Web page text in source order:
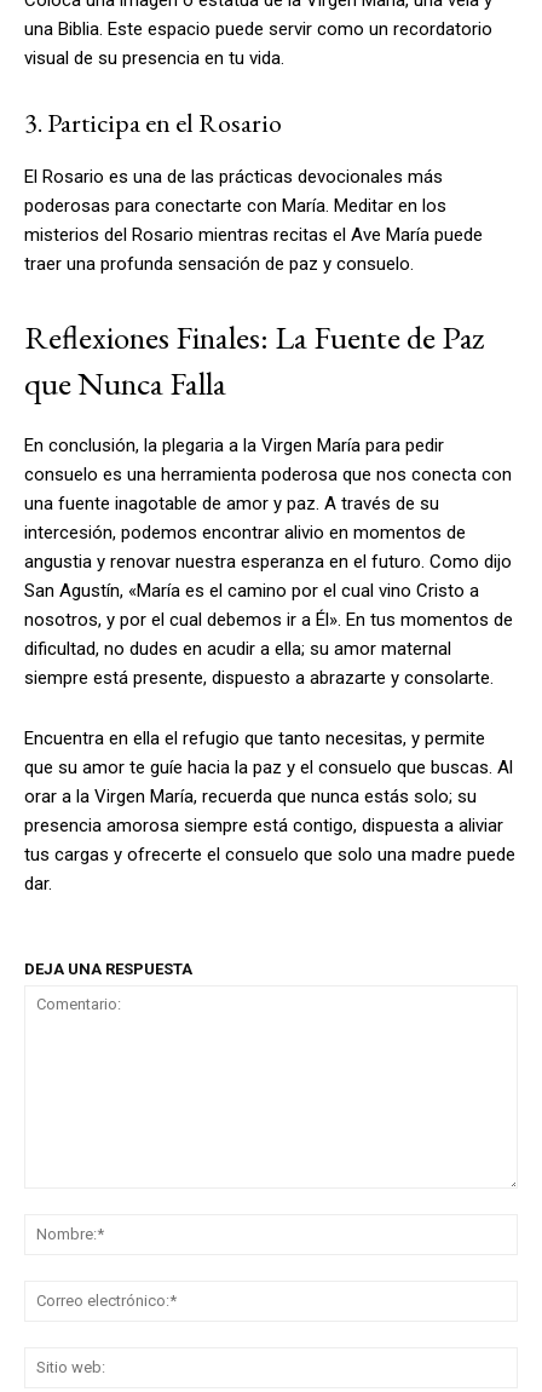
una Biblia. Este espacio puede servir como un recordatorio
visual de su presencia en tu vida.
3. Participa en el Rosario
El Rosario es una de las prácticas devocionales más
poderosas para conectarte con María. Meditar en los
misterios del Rosario mientras recitas el Ave María puede
traer una profunda sensación de paz y consuelo.
Reflexiones Finales: La Fuente de Paz
que Nunca Falla
En conclusión, la plegaria a la Virgen María para pedir
consuelo es una herramienta poderosa que nos conecta con
una fuente inagotable de amor y paz. A través de su
intercesión, podemos encontrar alivio en momentos de
angustia y renovar nuestra esperanza en el futuro. Como dijo
San Agustín, «María es el camino por el cual vino Cristo a
nosotros, y por el cual debemos ir a Él». En tus momentos de
dificultad, no dudes en acudir a ella; su amor maternal
siempre está presente, dispuesto a abrazarte y consolarte.
Encuentra en ella el refugio que tanto necesitas, y permite
que su amor te guíe hacia la paz y el consuelo que buscas. Al
orar a la Virgen María, recuerda que nunca estás solo; su
presencia amorosa siempre está contigo, dispuesta a aliviar
tus cargas y ofrecerte el consuelo que solo una madre puede
dar.
DEJA UNA RESPUESTA